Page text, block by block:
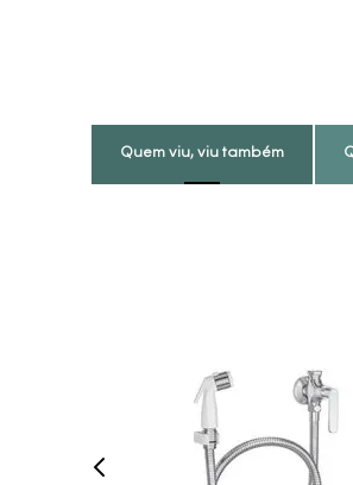
Quem viu, viu também
COMPRAR AGORA